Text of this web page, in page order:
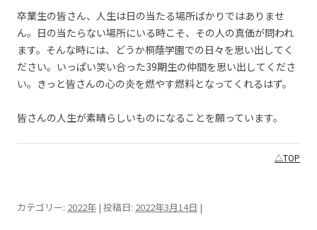
卒業生の皆さん、人生は日の当たる場所ばかりではありませ
ん。日の当たらない場所にいる時こそ、その人の真価が問われ
ます。そんな時には、どうか桐蔭学園での日々を思い出してく
ださい。いっぱい笑い合った39期生の仲間を思い出してくださ
い。きっと皆さんの心の炎を燃やす燃料となってくれるはず。
皆さんの人生が素晴らしいものになることを願っています。
△TOP
カテゴリー: 2022年 | 投稿日: 2022年3月14日 |